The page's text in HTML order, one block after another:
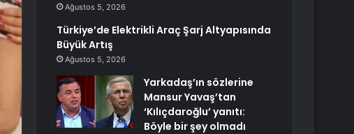
Ağustos 5, 2026
Türkiye’de Elektrikli Araç Şarj Altyapısında
Büyük Artış
Ağustos 5, 2026
Yarkadaş’ın sözlerine
Mansur Yavaş’tan
‘Kılıçdaroğlu’ yanıtı:
Böyle bir şey olmadı